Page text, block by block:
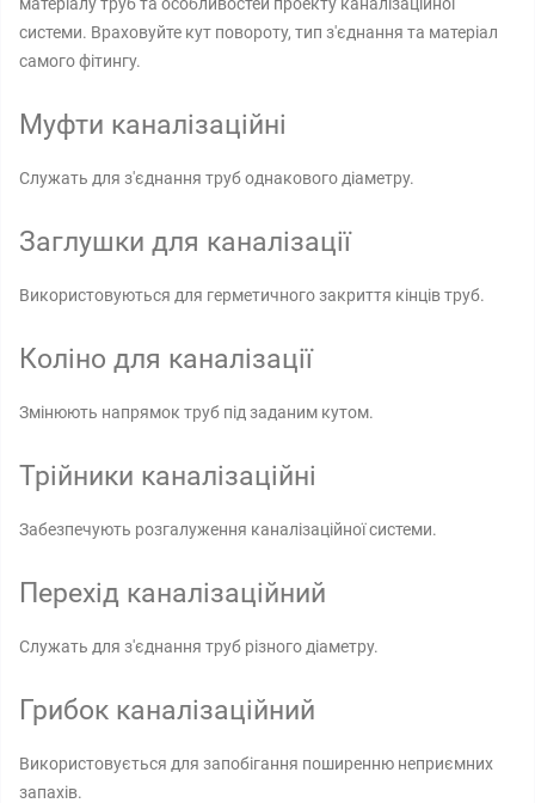
системи. Враховуйте кут повороту, тип з'єднання та матеріал
самого фітингу.
Муфти каналізаційні
Служать для з'єднання труб однакового діаметру.
Заглушки для каналізації
Використовуються для герметичного закриття кінців труб.
Коліно для каналізації
Змінюють напрямок труб під заданим кутом.
Трійники каналізаційні
Забезпечують розгалуження каналізаційної системи.
Перехід каналізаційний
Служать для з'єднання труб різного діаметру.
Грибок каналізаційний
Використовується для запобігання поширенню неприємних
запахів.